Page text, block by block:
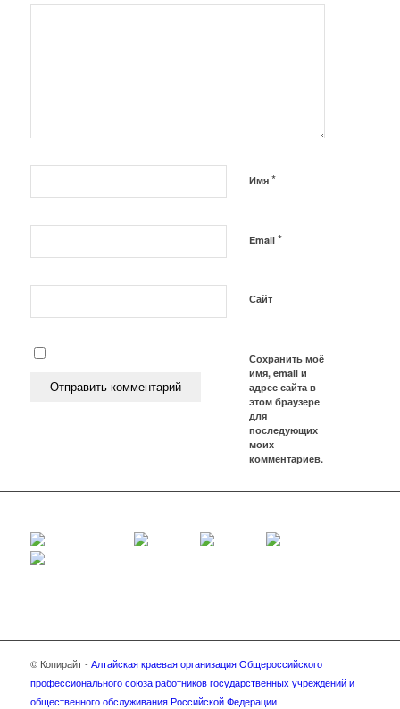
Имя *
Email *
Сайт
Сохранить моё
имя, email и
адрес сайта в
этом браузере
для
последующих
моих
комментариев.
© Копирайт - Алтайская краевая организация Общероссийского
профессионального союза работников государственных учреждений и
общественного обслуживания Российской Федерации